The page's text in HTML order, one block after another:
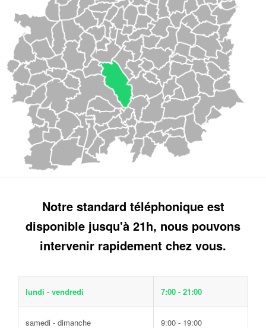
Notre standard téléphonique est
disponible jusqu'à 21h, nous pouvons
intervenir rapidement chez vous.
lundi - vendredi 7:00 - 21:00
samedi - dimanche 9:00 - 19:00